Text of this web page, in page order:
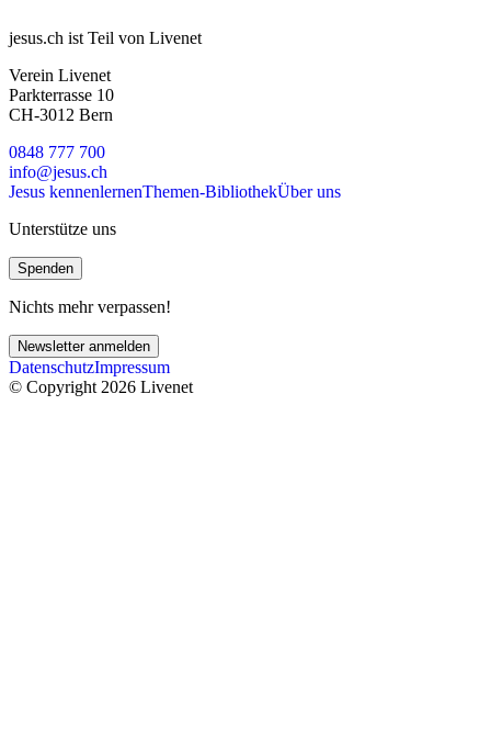
jesus.ch ist Teil von Livenet
Verein Livenet
Parkterrasse 10
CH-3012 Bern
0848 777 700
info@jesus.ch
Jesus kennenlernenThemen-BibliothekÜber uns
Unterstütze uns
Spenden
Nichts mehr verpassen!
Newsletter anmelden
DatenschutzImpressum
© Copyright 2026 Livenet